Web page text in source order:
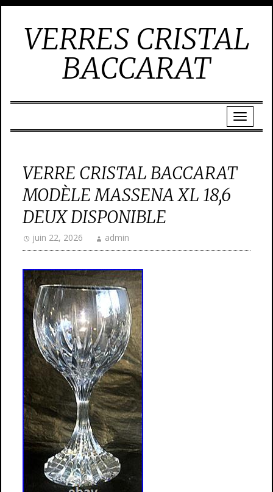
VERRES CRISTAL
BACCARAT
VERRE CRISTAL BACCARAT
MODÈLE MASSENA XL 18,6
DEUX DISPONIBLE
juin 22, 2026 admin